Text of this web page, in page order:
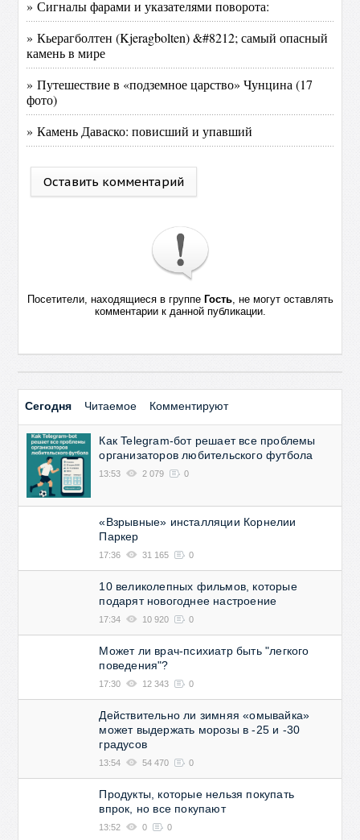
» Сигналы фарами и указателями поворота:
» Кьерагболтен (Kjeragbolten) &#8212; самый опасный
камень в мире
» Путешествие в «подземное царство» Чунцина (17
фото)
» Камень Даваско: повисший и упавший
Оставить комментарий
Посетители, находящиеся в группе Гость, не могут оставлять
комментарии к данной публикации.
Сегодня Читаемое Комментируют
Как Telegram-бот решает все проблемы
организаторов любительского футбола
13:53 2 079 0
«Взрывные» инсталляции Корнелии
Паркер
17:36 31 165 0
10 великолепных фильмов, которые
подарят новогоднее настроение
17:34 10 920 0
Может ли врач-психиатр быть "легкого
поведения"?
17:30 12 343 0
Действительно ли зимняя «омывайка»
может выдержать морозы в -25 и -30
градусов
13:54 54 470 0
Продукты, которые нельзя покупать
впрок, но все покупают
13:52 0 0